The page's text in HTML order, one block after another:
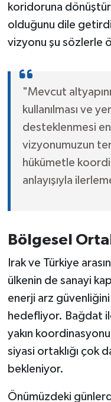
koridoruna
olduğunu dile
vizyonu şu sözlerle
"Mevcut
kullanılması ve
desteklenmesi
vizyonumuzun
hükümetle
anlayışıyla
Bölgesel
Irak ve Türkiye
ülkenin de sanayi
enerji arz güvenliğini
hedefliyor. Bağdat
yakın
siyasi ortaklığı çok
bekleniyor.
Önümüzdeki